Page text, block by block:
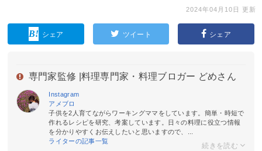
2024年04月10日 更新
シェア ツイート シェア
専門家監修 | 料理専門家・料理ブロガー どめさん
Instagram
アメブロ
子供を2人育てながらワーキングママをしています。簡単・時短で
作れるレシピを研究、考案しています。日々の料理に役立つ情報
を分かりやすくお伝えしたいと思いますので、...
ライターの記事一覧